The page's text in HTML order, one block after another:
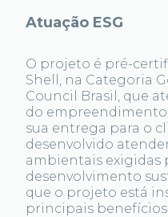
Atuação ESG
O projeto é pré-
Shell, na Categoria
Council Brasil, que
do
sua entrega para o
desenvolvido
ambientais exigidas
desenvolvimento
que o projeto está
principais benefícios